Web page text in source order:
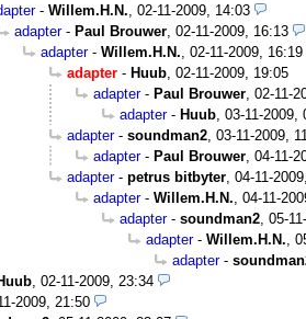
- Willem.H.N. 02-11-2009, 14:03
adapter- Paul Brouwer 02-11-2009, 16:13
adapter- Willem.H.N. 02-11-2009, 16:19
adapter - Huub 02-11-2009, 19:05
adapter- Paul Brouwer 02-11-
adapter- Huub 03-11-2009,
adapter- soundman2 03-11-2009,
adapter- Paul Brouwer 04-11-
adapter- petrus bitbyter 04-11-
adapter- Willem.H.N. 04-11-
adapter- soundman2 05-
adapter- Willem.H.N.
adapter-
02-11-2009, 23:34
2009, 21:50